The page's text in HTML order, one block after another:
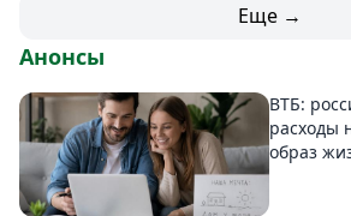
Еще →
Анонсы
ВТБ:
расходы
образ